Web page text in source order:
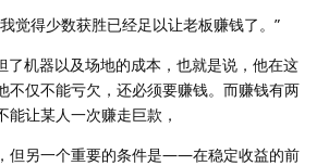
觉得少数获胜已经足以让老板赚钱了。”
了机器以及场地的成本，也就是说，他在这
不仅不能亏欠，还必须要赚钱。而赚钱有两
让某人一次赚走巨款，
但另一个重要的条件是——在稳定收益的前